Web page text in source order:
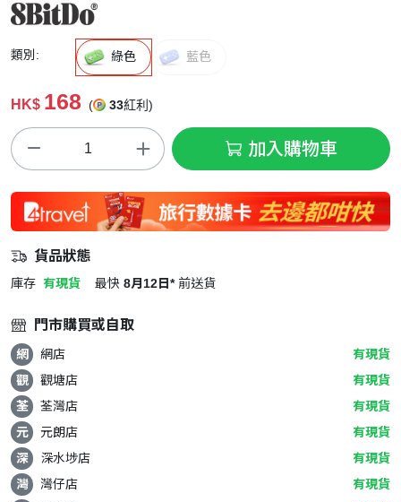
類別: 綠色 藍色
HK$ 168 ( 33紅利)
加入購物車
貨品狀態
庫存 有現貨 最快 8月12日* 前送貨
門市購買或自取
網 網店
有現貨
觀
觀塘店
有現貨
荃
荃灣店
有現貨
元
元朗店
有現貨
深
深水埗店
有現貨
灣
灣仔店
有現貨